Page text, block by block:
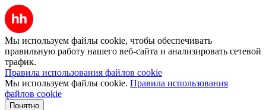
Мы используем файлы cookie, чтобы обеспечивать
правильную работу нашего веб-сайта и анализировать сетевой
трафик.
Правила использования файлов cookie
Мы используем файлы cookie. Правила использования
файлов cookie
Понятно